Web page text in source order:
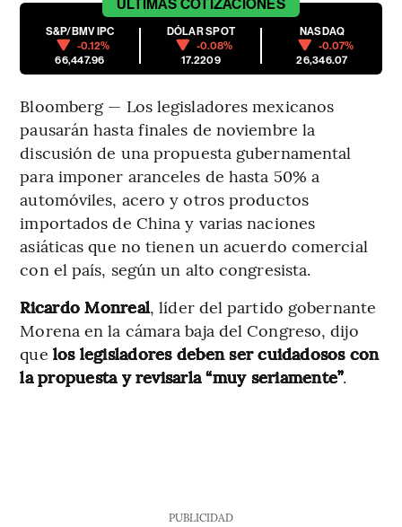
ÚLTIMAS COTIZACIONES
S&P/BMV IPC
-0.12%
66,447.96
DÓLAR SPOT
-0.08%
17.2209
NASDAQ
-0.07%
26,346.07
Bloomberg — Los legisladores mexicanos
pausarán hasta finales de noviembre la
discusión de una propuesta gubernamental
para imponer aranceles de hasta 50% a
automóviles, acero y otros productos
importados de China y varias naciones
asiáticas que no tienen un acuerdo comercial
con el país, según un alto congresista.
Ricardo Monreal, líder del partido gobernante
Morena en la cámara baja del Congreso, dijo
que los legisladores deben ser cuidadosos con
la propuesta y revisarla “muy seriamente”.
PUBLICIDAD